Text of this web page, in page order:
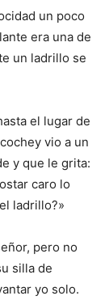
un poco
era una de
un ladrillo se
el lugar de
vio a un
y que le grita:
caro lo
ladrillo?»
pero no
silla de
yo solo.